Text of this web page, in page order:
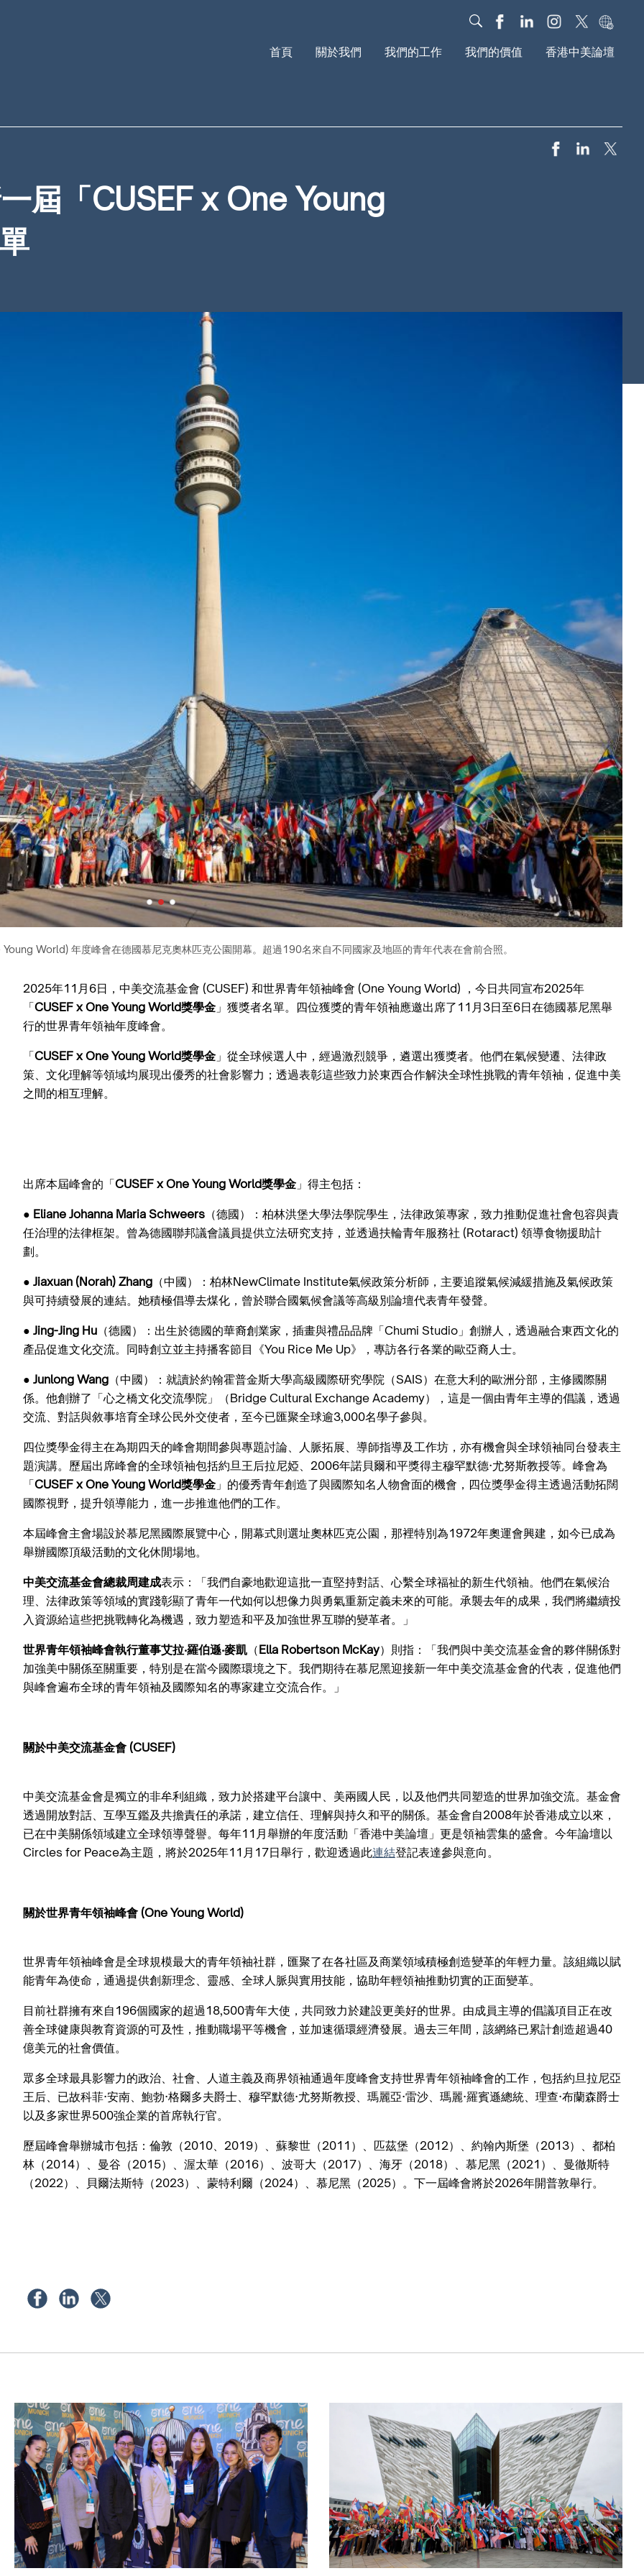
首頁 關於我們 我們的工作 我們的價值 香港中美論壇
屆「CUSEF x One Young
領袖峰會 (One Young World) 年度峰會開幕，代表香港特區的青年旗手進場。
2025年11月6日，中美交流基金會 (CUSEF) 和世界青年領袖峰會 (One Young World) ，今日共同宣布2025年
「CUSEF x One Young World獎學金 」獲獎者名單。四位獲獎的青年領袖應邀出席了11月3日至6日在德國慕尼黑舉
行的世界青年領袖年度峰會。
「CUSEF x One Young World獎學金 」從全球候選人中，經過激烈競爭，遴選出獲獎者。他們在氣候變遷、法律政
策、文化理解等領域均展現出優秀的社會影響力；透過表彰這些致力於東西合作解決全球性挑戰的青年領袖，促進中美
之間的相互理解。
出席本屆峰會的「CUSEF x One Young World獎學金 」得主包括：
● Eliane Johanna Maria Schweers （德國）：柏林洪堡大學法學院學生，法律政策專家，致力推動促進社會包容與責
任治理的法律框架。曾為德國聯邦議會議員提供立法研究支持，並透過扶輪青年服務社 (Rotaract) 領導食物援助計
劃。
● Jiaxuan (Norah) Zhang （中國）：柏林NewClimate Institute氣候政策分析師，主要追蹤氣候減緩措施及氣候政策
與可持續發展的連結。她積極倡導去煤化，曾於聯合國氣候會議等高級別論壇代表青年發聲。
● Jing-Jing Hu （德國）：出生於德國的華裔創業家，插畫與禮品品牌「Chumi Studio」創辦人，透過融合東西文化的
產品促進文化交流。同時創立並主持播客節目《You Rice Me Up》，專訪各行各業的歐亞裔人士。
● Junlong Wang （中國）：就讀於約翰霍普金斯大學高級國際研究學院（SAIS）在意大利的歐洲分部，主修國際關
係。他創辦了「心之橋文化交流學院」（Bridge Cultural Exchange Academy），這是一個由青年主導的倡議，透過
交流、對話與敘事培育全球公民外交使者，至今已匯聚全球逾3,000名學子參與。
四位獎學金得主在為期四天的峰會期間參與專題討論、人脈拓展、導師指導及工作坊，亦有機會與全球領袖同台發表主
題演講。歷屆出席峰會的全球領袖包括約旦王后拉尼婭、2006年諾貝爾和平獎得主穆罕默德·尤努斯教授等。峰會為
「CUSEF x One Young World獎學金 」的優秀青年創造了與國際知名人物會面的機會，四位獎學金得主透過活動拓闊
國際視野，提升領導能力，進一步推進他們的工作。
本屆峰會主會場設於慕尼黑國際展覽中心，開幕式則選址奧林匹克公園，那裡特別為1972年奧運會興建，如今已成為
舉辦國際頂級活動的文化休閒場地。
中美交流基金會總裁周建成表示：「我們自豪地歡迎這批一直堅持對話、心繫全球福祉的新生代領袖。他們在氣候治
理、法律政策等領域的實踐彰顯了青年一代如何以想像力與勇氣重新定義未來的可能。承襲去年的成果，我們將繼續投
入資源給這些把挑戰轉化為機遇，致力塑造和平及加強世界互聯的變革者。」
世界青年領袖峰會執行董事艾拉‧羅伯遜‧麥凱 （Ella Robertson McKay）則指：「我們與中美交流基金會的夥伴關係對
加強美中關係至關重要，特別是在當今國際環境之下。我們期待在慕尼黑迎接新一年中美交流基金會的代表，促進他們
與峰會遍布全球的青年領袖及國際知名的專家建立交流合作。」
關於中美交流基金會 (CUSEF)
中美交流基金會是獨立的非牟利組織，致力於搭建平台讓中、美兩國人民，以及他們共同塑造的世界加強交流。基金會
透過開放對話、互學互鑑及共擔責任的承諾，建立信任、理解與持久和平的關係。基金會自2008年於香港成立以來，
已在中美關係領域建立全球領導聲譽。每年11月舉辦的年度活動「香港中美論壇」更是領袖雲集的盛會。今年論壇以
Circles for Peace為主題，將於2025年11月17日舉行，歡迎透過此連結登記表達參與意向。
關於世界青年領袖峰會 (One Young World)
世界青年領袖峰會是全球規模最大的青年領袖社群，匯聚了在各社區及商業領域積極創造變革的年輕力量。該組織以賦
能青年為使命，通過提供創新理念、靈感、全球人脈與實用技能，協助年輕領袖推動切實的正面變革。
目前社群擁有來自196個國家的超過18,500青年大使，共同致力於建設更美好的世界。由成員主導的倡議項目正在改
善全球健康與教育資源的可及性，推動職場平等機會，並加速循環經濟發展。過去三年間，該網絡已累計創造超過40
億美元的社會價值。
眾多全球最具影響力的政治、社會、人道主義及商界領袖通過年度峰會支持世界青年領袖峰會的工作，包括約旦拉尼亞
王后、已故科菲·安南、鮑勃·格爾多夫爵士、穆罕默德·尤努斯教授、瑪麗亞·雷沙、瑪麗·羅賓遜總統、理查·布蘭森爵士
以及多家世界500強企業的首席執行官。
歷屆峰會舉辦城市包括：倫敦（2010、2019）、蘇黎世（2011）、匹茲堡（2012）、約翰內斯堡（2013）、都柏
林（2014）、曼谷（2015）、渥太華（2016）、波哥大（2017）、海牙（2018）、慕尼黑（2021）、曼徹斯特
（2022）、貝爾法斯特（2023）、蒙特利爾（2024）、慕尼黑（2025）。下一屆峰會將於2026年開普敦舉行。